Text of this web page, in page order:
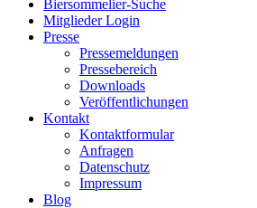
Biersommelier-Suche
Mitglieder Login
Presse
Pressemeldungen
Pressebereich
Downloads
Veröffentlichungen
Kontakt
Kontaktformular
Anfragen
Datenschutz
Impressum
Blog